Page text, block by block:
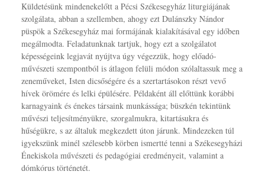
Küldetésünk mindenekelőtt a Pécsi Székesegyház liturgiájának
szolgálata, abban a szellemben, ahogy ezt Dulánszky Nándor
püspök a Székesegyház mai formájának kialakításával egy időben
megálmodta. Feladatunknak tartjuk, hogy ezt a szolgálatot
képességeink legjavát nyújtva úgy végezzük, hogy előadó-
művészeti szempontból is átlagon felüli módon szólaltassuk meg a
zeneműveket, Isten dicsőségére és a szertartásokon részt vevő
hívek örömére és lelki épülésére. Példaként áll előttünk korábbi
karnagyaink és énekes társaink munkássága; büszkén tekintünk
művészi teljesítményükre, szorgalmukra, kitartásukra és
hűségükre, s az általuk megkezdett úton járunk. Mindezeken túl
igyekszünk minél szélesebb körben ismertté tenni a Székesegyházi
Énekiskola művészeti és pedagógiai eredményeit, valamint a
dómkórus történetét.